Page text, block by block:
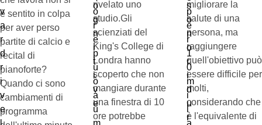
è sentito in colpa
per aver perso
partite di calcio e
recital di
pianoforte?
Quando ci sono
cambiamenti di
programma
rivelato uno
studio.Gli
scienziati del
King's College di
Londra hanno
scoperto che non
mangiare durante
una finestra di 10
ore potrebbe
migliorare la
salute di una
persona, ma
raggiungere
quell'obiettivo può
essere difficile per
molti,
considerando che
è l'equivalente di